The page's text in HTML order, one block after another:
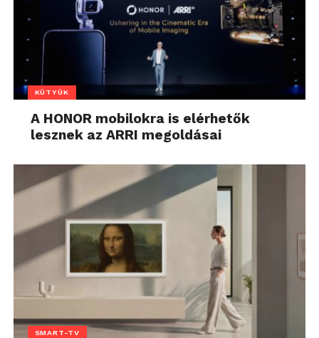
KÜTYÜK
A HONOR mobilokra is elérhetők
lesznek az ARRI megoldásai
SMART-TV